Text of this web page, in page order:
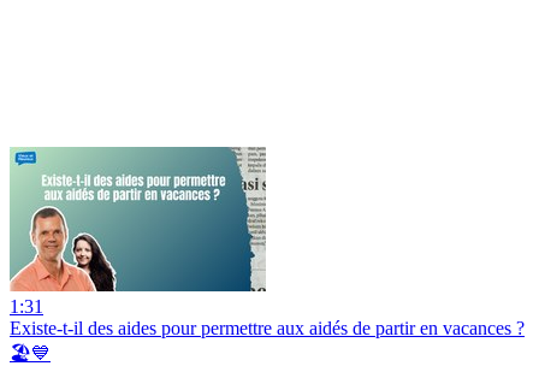
1:31
Existe-t-il des aides pour permettre aux aidés de partir en vacances ?
🏖️💙